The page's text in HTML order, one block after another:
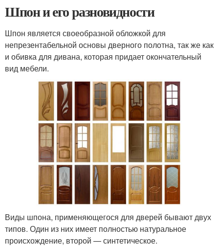
Шпон и его разновидности
Шпон является своеобразной обложкой для
непрезентабельной основы дверного полотна, так же как
и обивка для дивана, которая придает окончательный
вид мебели.
Виды шпона, применяющегося для дверей бывают двух
типов. Один из них имеет полностью натуральное
происхождение, второй — синтетическое.